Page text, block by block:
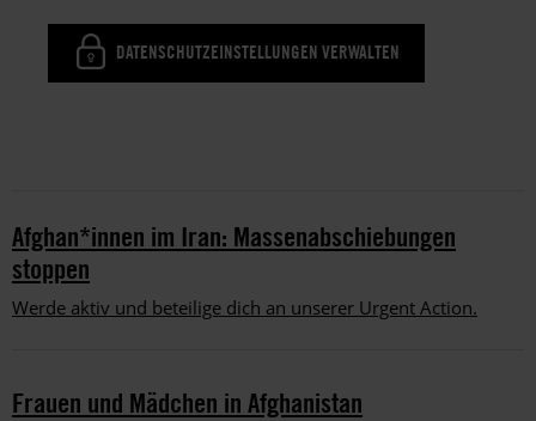
DATENSCHUTZEINSTELLUNGEN VERWALTEN
Afghan*innen im Iran: Massenabschiebungen
stoppen
Werde aktiv und beteilige dich an unserer Urgent Action.
Frauen und Mädchen in Afghanistan